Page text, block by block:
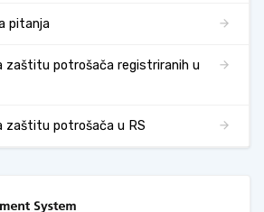
pitanja
zaštitu potrošača registriranih u
zaštitu potrošača u RS